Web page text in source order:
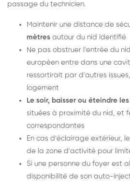
passage du technicien.
Maintenir une distance de
mètres autour du nid identifié
Ne pas obstruer l'entrée du
européen entre dans une
ressortirait par d'autres
logement
Le soir, baisser ou éteindre
situées à proximité du nid, et
correspondantes
En cas d'éclairage extérieur,
de la zone d'activité pour
Si une personne du foyer est
disponibilité de son auto-